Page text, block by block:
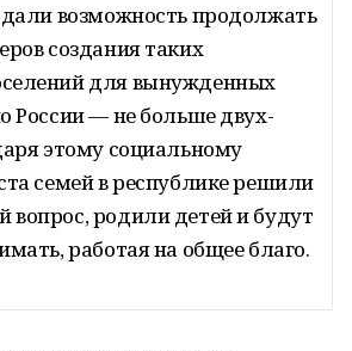
возможность продолжать
создания таких
для вынужденных
России — не больше двух-
этому социальному
семей в республике решили
родили детей и будут
работая на общее благо.